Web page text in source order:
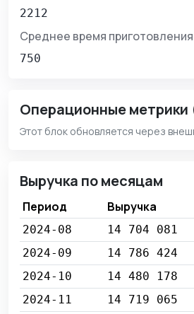
2212
Среднее время приготовления
750
Операционные метрики
Этот блок обновляется через
Выручка по месяцам
Период Выручка
2024-08 14 704 081
2024-09
14 786 424
2024-10
14 480 178
2024-11
14 719 065